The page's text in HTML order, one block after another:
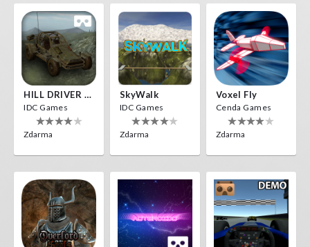
HILL DRIVER VR
IDC Games
Zdarma
SkyWalk
IDC Games
Zdarma
Voxel Fly
Cenda Games
Zdarma